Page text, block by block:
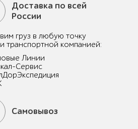
Доставка по всей
России
груз в любую точку
транспортной компанией:
Линии
Сервис
Самовывоз